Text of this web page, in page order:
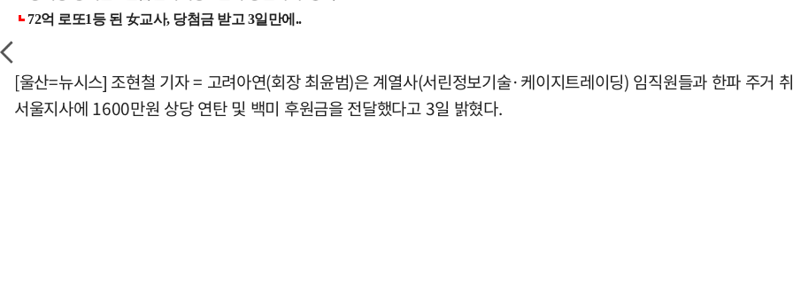
[울산=뉴시스] 조현철 기자 = 고려아연(회장 최윤범)은 계열사(서린정보기술·케이지트레이딩) 임직원들과 한파 주거
서울지사에 1600만원 상당 연탄 및 백미 후원금을 전달했다고 3일 밝혔다.